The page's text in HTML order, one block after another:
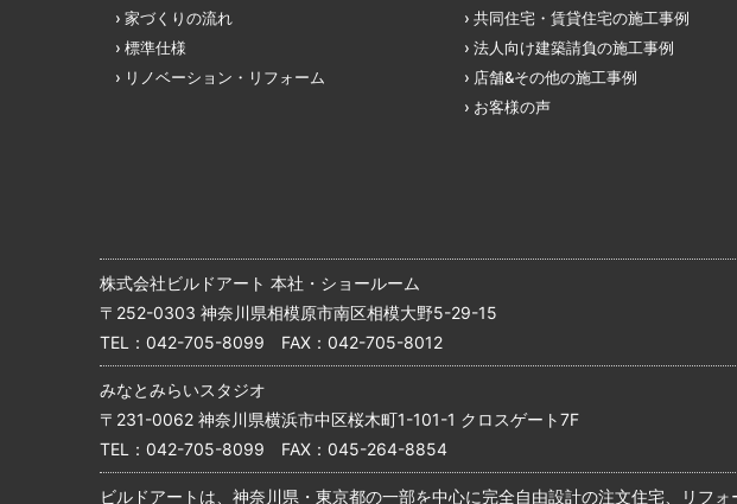
家づくりの流れ
標準仕様
リノベーション・リフォーム
共同住宅・賃貸住宅の施工事例
法人向け建築請負の施工事例
店舗&その他の施工事例
お客様の声
株式会社ビルドアート 本社・ショールーム
〒252-0303 神奈川県相模原市南区相模大野5-29-15
TEL： 042-705-8099 FAX：042-705-8012
みなとみらいスタジオ
〒231-0062 神奈川県横浜市中区桜木町1-101-1 クロスゲート7F
TEL： 042-705-8099 FAX：045-264-8854
ビルドアートは、神奈川県・東京都の一部を中心に完全自由設計の注文住宅、リフ